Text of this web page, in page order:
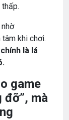
khi chơi.
là lá
game
đỡ”, mà